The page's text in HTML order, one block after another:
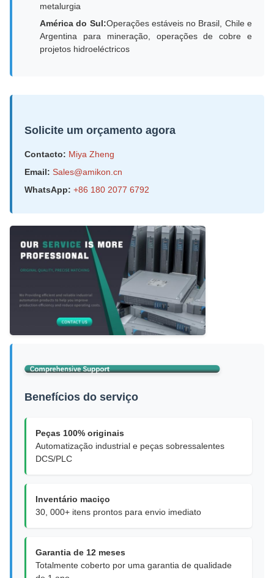
metalurgia
América do Sul:Operações estáveis no Brasil, Chile e
Argentina para mineração, operações de cobre e
projetos hidroeléctricos
Solicite um orçamento agora
Contacto: Miya Zheng
Email: Sales@amikon.cn
WhatsApp: +86 180 2077 6792
Benefícios do serviço
Peças 100% originais
Automatização industrial e peças sobressalentes
DCS/PLC
Inventário maciço
30, 000+ itens prontos para envio imediato
Garantia de 12 meses
Totalmente coberto por uma garantia de qualidade